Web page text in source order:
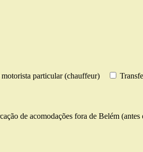
motorista particular (chauffeur)
de acomodações fora de Belém